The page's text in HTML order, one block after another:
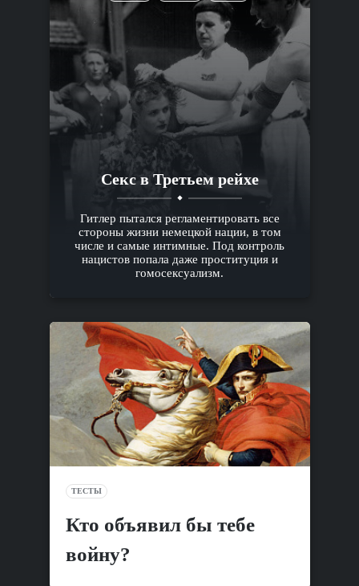
Секс в Третьем рейхе
Гитлер пытался регламентировать все
стороны жизни немецкой нации, в том
числе и самые интимные. Под контроль
нацистов попала даже проституция и
гомосексуализм.
ТЕСТЫ
Кто объявил бы тебе
войну?